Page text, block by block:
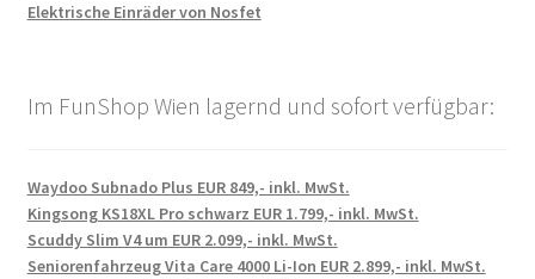
Elektrische Einräder von Nosfet
Im FunShop Wien lagernd und sofort verfügbar:
Waydoo Subnado Plus EUR 849,- inkl. MwSt.
Kingsong KS18XL Pro schwarz EUR 1.799,- inkl. MwSt.
Scuddy Slim V4 um EUR 2.099,- inkl. MwSt.
Seniorenfahrzeug Vita Care 4000 Li-Ion EUR 2.899,- inkl. MwSt.